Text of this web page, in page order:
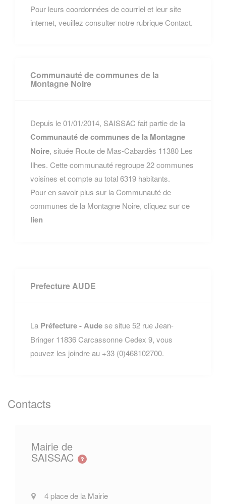
Pour leurs coordonnées de courriel et leur site
internet, veuillez consulter notre rubrique Contact.
Communauté de communes de la
Montagne Noire
Depuis le 01/01/2014, SAISSAC fait partie de la
Communauté de communes de la Montagne
Noire, située Route de Mas-Cabardès 11380 Les
Ilhes. Cette communauté regroupe 22 communes
voisines et compte au total 6319 habitants.
Pour en savoir plus sur la Communauté de
communes de la Montagne Noire, cliquez sur ce
lien
Prefecture AUDE
La Préfecture - Audese situe 52 rue Jean-
Bringer 11836 Carcassonne Cedex 9, vous
pouvez les joindre au +33 (0)468102700.
Contacts
Mairie de
SAISSAC
4 place de la Mairie